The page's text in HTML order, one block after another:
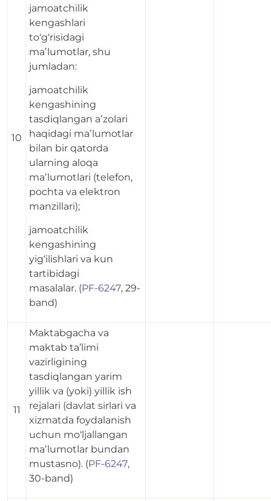
10
jamoatchilik
kengashlari
to‘g‘risidagi
maʼlumotlar, shu
jumladan:
jamoatchilik
kengashining
tasdiqlangan aʼzolari
haqidagi maʼlumotlar
bilan bir qatorda
ularning aloqa
maʼlumotlari (telefon,
pochta va elektron
manzillari);
jamoatchilik
kengashining
yig‘ilishlari va kun
tartibidagi
masalalar. (PF-6247, 29-
band)
11
Maktabgacha va
maktab ta’limi
vazirligining
tasdiqlangan yarim
yillik va (yoki) yillik ish
rejalari (davlat sirlari va
xizmatda foydalanish
uchun mo‘ljallangan
maʼlumotlar bundan
mustasno). (PF-6247,
30-band)